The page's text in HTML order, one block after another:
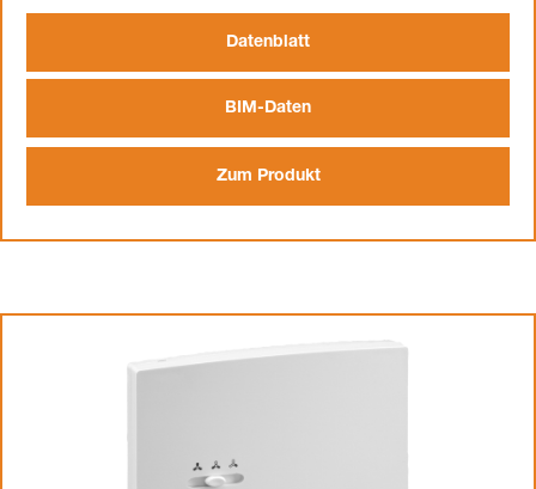
Datenblatt
BIM-Daten
Zum Produkt